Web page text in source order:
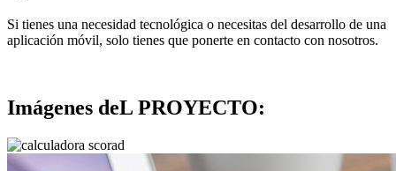
Si tienes una necesidad tecnológica o necesitas del desarrollo de una
aplicación móvil, solo tienes que ponerte en contacto con nosotros.
Imágenes deL PROYECTO: